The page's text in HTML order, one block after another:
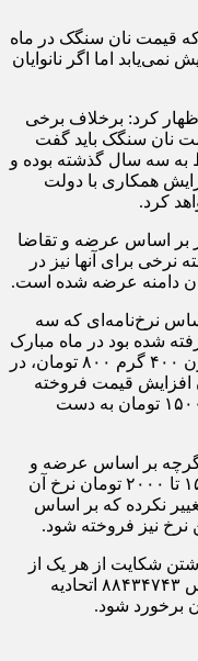
که قیمت نان سنگک در ماه
اما اگر نانوایان
کرد: برخلاف برخی
نان سنگک باید گفت
به سه سال گذشته بوده و
همکاری با دولت
کرد.
بر اساس عرضه و تقاضا
برای آنها نیز در
دامنه عرضه شده است.
نرخ‌نامه‌ای که سه
شده بود در ماه مبارک
رمضان امسال نیز قیمت نان دولتی با وزن ۴۰۰ گرم ۸۰۰ تومان، در
کنجد باشد با ۲۰۰ تومان افزایش قیمت فروخته
می‌شود و اگر دو رو کنجد باشد با قیمت ۱۵۰۰ تومان به دست
گرچه بر اساس عرضه و
تقاضا قیمت‌گذاری می‌شود اما حدود ۱۵۰۰ تا ۲۰۰۰ تومان نرخ آن
نکرده که بر اساس
نیز فروخته شود.
شکایت از هر یک از
نانوایی‌های سنگکی پایتخت با شماره تماس ۸۸۴۳۴۷۴۳ اتحادیه
برخورد شود.